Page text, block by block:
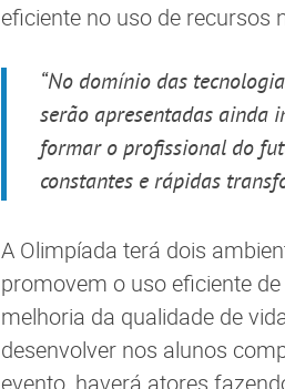
eficiente no uso de recursos
“No domínio das
serão apresentadas ainda
formar o profissional do
constantes e rápidas
A Olimpíada terá dois
promovem o uso eficiente
melhoria da qualidade de
desenvolver nos alunos
evento, haverá atores